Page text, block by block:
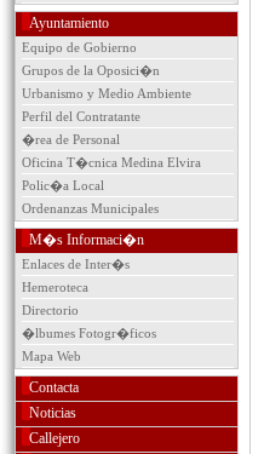
Ayuntamiento
Equipo de Gobierno
Grupos de la Oposici�n
Urbanismo y Medio Ambiente
Perfil del Contratante
�rea de Personal
Oficina T�cnica Medina Elvira
Polic�a Local
Ordenanzas Municipales
M�s Informaci�n
Enlaces de Inter�s
Hemeroteca
Directorio
�lbumes Fotogr�ficos
Mapa Web
Contacta
Noticias
Callejero